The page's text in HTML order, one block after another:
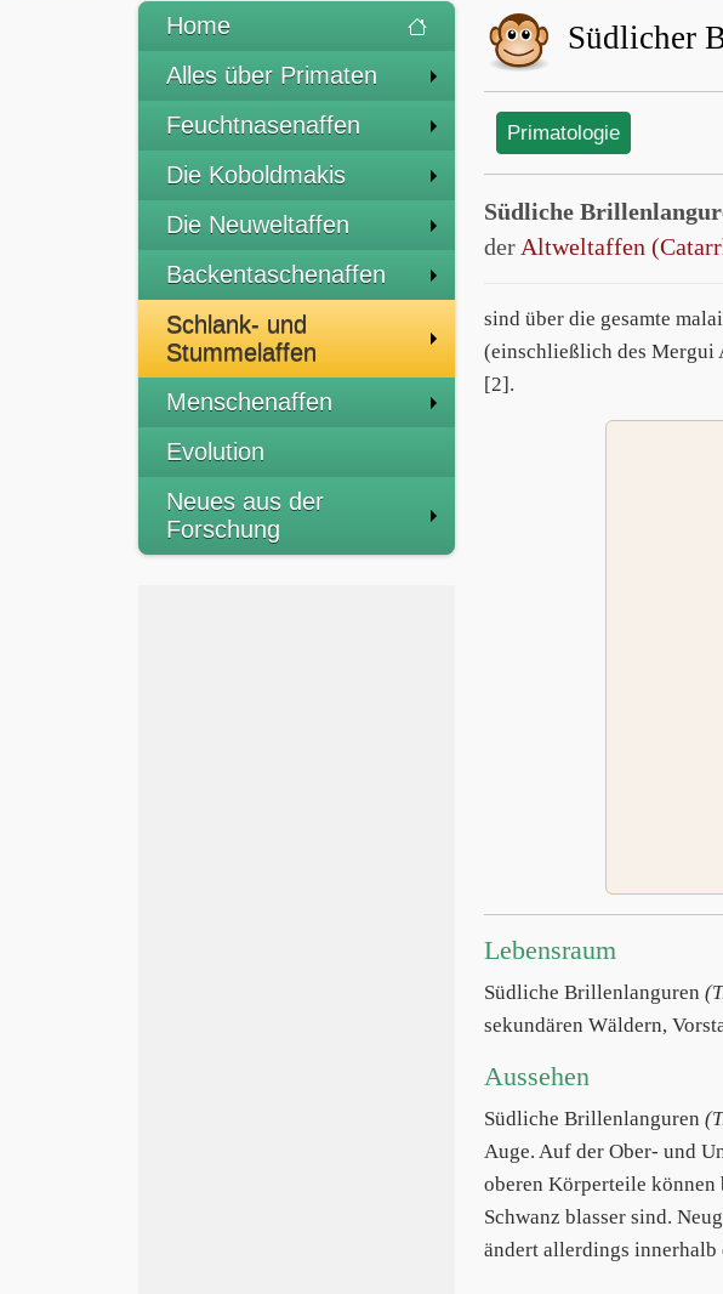
Home
Alles über Primaten
Feuchtnasenaffen
Die Koboldmakis
Die Neuweltaffen
Backentaschenaffen
Schlank- und
Stummelaffen
Menschenaffen
Evolution
Neues aus der
Forschung
Südlicher
Primatologie
Südliche
der Altweltaffen
sind über die gesamte
(einschließlich des Mergui
[2].
Lebensraum
Südliche Brillenlanguren
sekundären Wäldern,
Aussehen
Südliche Brillenlanguren
Auge. Auf der Ober- und
oberen Körperteile können
Schwanz blasser sind.
ändert allerdings innerhalb